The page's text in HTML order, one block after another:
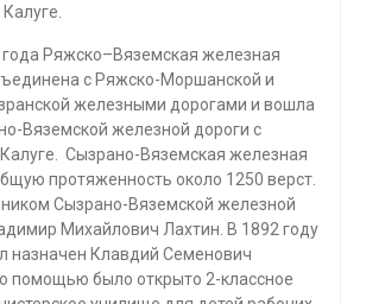
года Ряжско–Вяземская железная
с Ряжско-Моршанской и
железными дорогами и вошла
Вяземской железной дороги с
Сызрано-Вяземская железная
протяженность около 1250 верст.
Сызрано-Вяземской железной
Михайлович Лахтин. В 1892 году
назначен Клавдий Семенович
помощью было открыто 2-классное